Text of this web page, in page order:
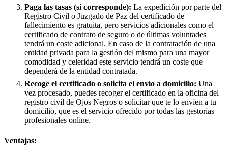
Paga las tasas (si corresponde): La expedición por parte del
Registro Civil o Juzgado de Paz del certificado de
fallecimiento es gratuita, pero servicios adicionales como el
certificado de contrato de seguro o de últimas voluntades
tendrá un coste adicional. En caso de la contratación de una
entidad privada para la gestión del mismo para una mayor
comodidad y celeridad este servicio tendrá un coste que
dependerá de la entidad contratada.
Recoge el certificado o solicita el envío a domicilio: Una
vez procesado, puedes recoger el certificado en la oficina del
registro civil de Ojos Negros o solicitar que te lo envíen a tu
domicilio, que es el servicio ofrecido por todas las gestorías
profesionales online.
Ventajas: